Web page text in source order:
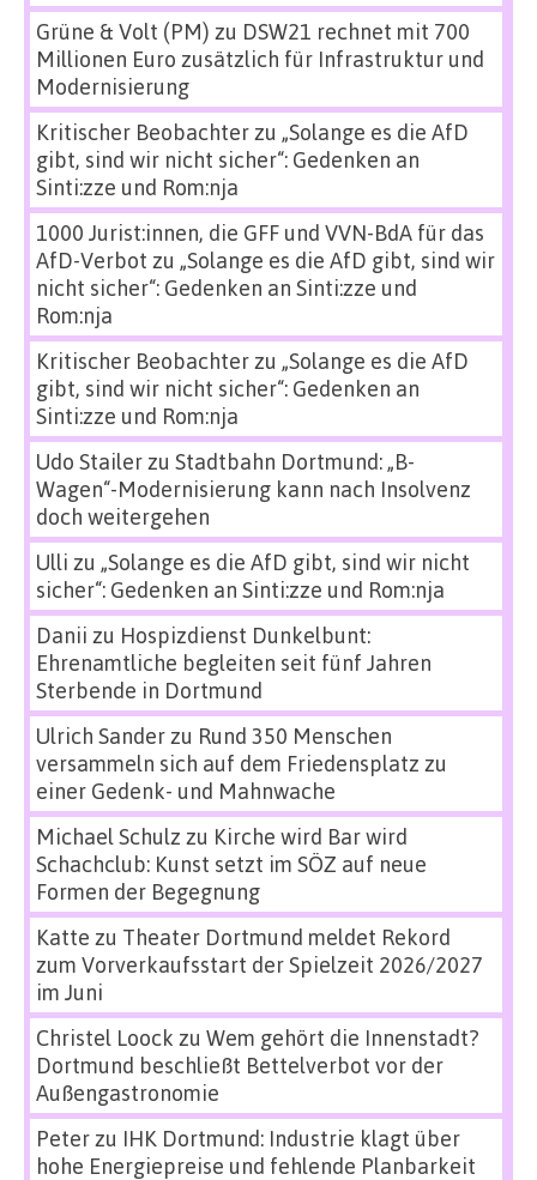
Grüne & Volt (PM) zu DSW21 rechnet mit 700
Millionen Euro zusätzlich für Infrastruktur und
Modernisierung
Kritischer Beobachterzu „Solange es die AfD
gibt, sind wir nicht sicher“: Gedenken an
Sinti:zze und Rom:nja
1000 Jurist:innen, die GFF und VVN-BdA für das
AfD-Verbot zu „Solange es die AfD gibt, sind wir
nicht sicher“: Gedenken an Sinti:zze und
Rom:nja
Kritischer Beobachterzu „Solange es die AfD
gibt, sind wir nicht sicher“: Gedenken an
Sinti:zze und Rom:nja
Udo Stailerzu Stadtbahn Dortmund: „B-
Wagen“-Modernisierung kann nach Insolvenz
doch weitergehen
Ulli zu „Solange es die AfD gibt, sind wir nicht
sicher“: Gedenken an Sinti:zze und Rom:nja
Danii zu Hospizdienst Dunkelbunt:
Ehrenamtliche begleiten seit fünf Jahren
Sterbende in Dortmund
Ulrich Sanderzu Rund 350 Menschen
versammeln sich auf dem Friedensplatz zu
einer Gedenk- und Mahnwache
Michael Schulz zu Kirche wird Bar wird
Schachclub: Kunst setzt im SÖZ auf neue
Formen der Begegnung
Katte zu Theater Dortmund meldet Rekord
zum Vorverkaufsstart der Spielzeit 2026/2027
im Juni
Christel Loock zu Wem gehört die Innenstadt?
Dortmund beschließt Bettelverbot vor der
Außengastronomie
Peterzu IHK Dortmund: Industrie klagt über
hohe Energiepreise und fehlende Planbarkeit